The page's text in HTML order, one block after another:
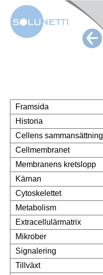
Framsida
Historia
Cellens sammansättning
Cellmembranet
Membranens kretslopp
Kärnan
Cytoskelettet
Metabolism
Extracellulärmatrix
Mikrober
Signalering
Tillväxt